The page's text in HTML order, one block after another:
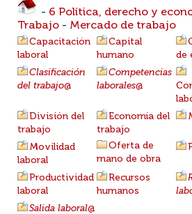
- 6 Política, derecho y
Trabajo - Mercado de trabajo
Capacitación
laboral
Capital
humano
de
Clasificación
del trabajo@
Competencias
laborales@
División del
trabajo
Economía del
trabajo
Movilidad
laboral
Oferta de
mano de obra
Productividad
laboral
Recursos
humanos
Salida laboral@